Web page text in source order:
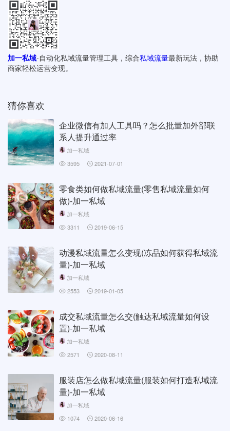
加一私域-自动化私域流量管理工具，综合私域流量最新玩法，协助
商家轻松运营变现。
猜你喜欢
企业微信有加人工具吗？怎么批量加外部联
系人提升通过率
加一私域
3595
2021-07-01
零食类如何做私域流量(零售私域流量如何
做)-加一私域
加一私域
3311
2019-06-15
动漫私域流量怎么变现(冻品如何获得私域流
量)-加一私域
加一私域
2553
2019-01-05
成交私域流量怎么交(触达私域流量如何设
置)-加一私域
加一私域
2571
2020-08-11
服装店怎么做私域流量(服装如何打造私域流
量)-加一私域
加一私域
1074
2020-06-16